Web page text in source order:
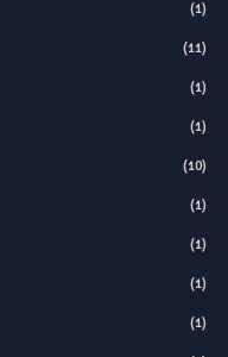
(1)
(11)
(1)
(1)
(10)
(1)
(1)
(1)
(1)